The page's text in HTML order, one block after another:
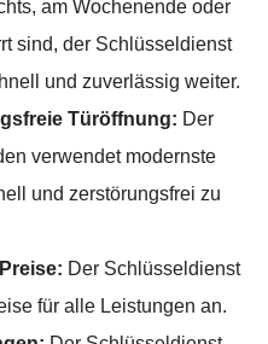
am Wochenende oder
sind, der Schlüsseldienst
und zuverlässig weiter.
Türöffnung: Der
verwendet modernste
und zerstörungsfrei zu
Der Schlüsseldienst
für alle Leistungen an.